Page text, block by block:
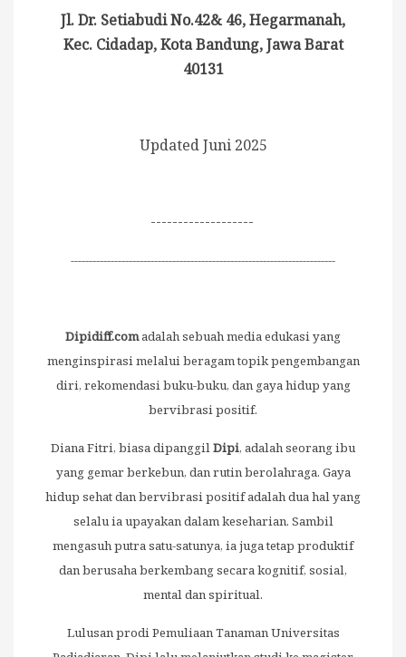
Jl. Dr. Setiabudi No.42& 46, Hegarmanah,
Kec. Cidadap, Kota Bandung, Jawa Barat
40131
Updated Juni 2025
-------------------
-------------------------------------------------------------------------
Dipidiff.comadalah sebuah media edukasi yang
menginspirasi melalui beragam topik pengembangan
diri, rekomendasi buku-buku, dan gaya hidup yang
bervibrasi positif.
Diana Fitri, biasa dipanggilDipi, adalah seorang ibu
yang gemar berkebun, dan rutin berolahraga. Gaya
hidup sehat dan bervibrasi positif adalah dua hal yang
selalu ia upayakan dalam keseharian. Sambil
mengasuh putra satu-satunya, ia juga tetap produktif
dan berusaha berkembang secara kognitif, sosial,
mental dan spiritual.
Lulusan prodi Pemuliaan Tanaman Universitas